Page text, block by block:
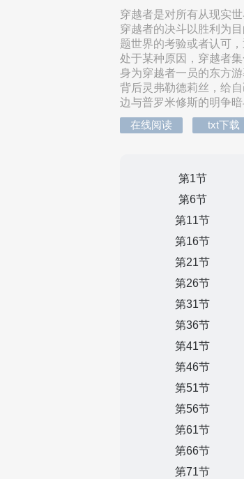
穿越者是对所有从现实
穿越者的决斗以胜利为
题世界的考验或者认可
处于某种原因，穿越者
身为穿越者一员的东方
背后灵弗勒德莉丝，给
边与普罗米修斯的明争
在线阅读
txt下载
第1节
第6节
第11节
第16节
第21节
第26节
第31节
第36节
第41节
第46节
第51节
第56节
第61节
第66节
第71节